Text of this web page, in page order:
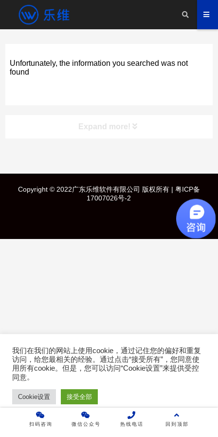
Unfortunately, the information you searched was not
found
Expand more!
乐维社区
免费下载
免费体验
Copyright © 2022广东乐维软件有限公司 版权所有 | 粤ICP备
17007026号-2
扫码咨询 微信公众号 热线电话 回到顶部
我们在我们的网站上使用cookie，通过记住您的偏好和重复
访问，给您最相关的经验。通过点击“接受所有”，您同意使
用所有cookie。但是，您可以访问“Cookie设置”来提供受控
同意。
Cookie设置 接受全部